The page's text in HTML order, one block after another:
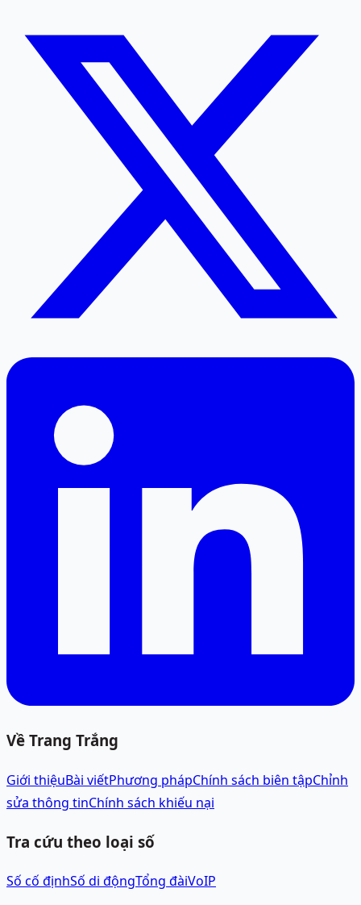
Về Trang Trắng
Giới thiệuBài viếtPhương phápChính sách biên tậpChỉnh
sửa thông tinChính sách khiếu nại
Tra cứu theo loại số
Số cố địnhSố di độngTổng đàiVoIP